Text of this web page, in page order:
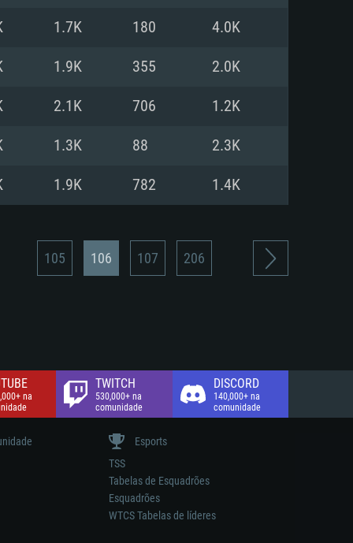
ou superior, Radeon RX 570
banda larga.
570) com os drivers mais
banda larga.
1.7K 180 4.0K
1.9K 355 2.0K
2.1K 706 1.2K
1.3K 88 2.3K
1.9K 782 1.4K
105 106 107 206
na
TWITCH
530,000+ na
comunidade
DISCORD
140,000+ na
comunidade
Esports
TSS
Tabelas de Esquadrões
Esquadrões
WTCS Tabelas de líderes